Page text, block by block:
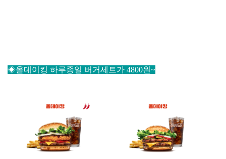
◈올데이킹 하루종일 버거세트가 4800원~